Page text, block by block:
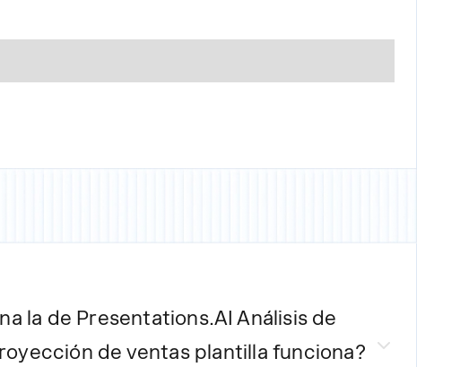
la de Presentations.AI Análisis de
de ventasplantilla funciona?